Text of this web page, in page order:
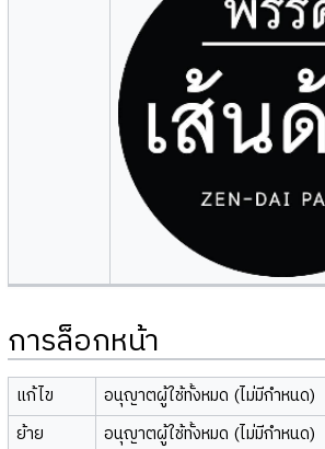
การล็อกหน้า
แก้ไข
อนุญาตผู้ใช้ทั้งหมด (ไม่มีกำหนด)
ย้าย
อนุญาตผู้ใช้ทั้งหมด (ไม่มีกำหนด)